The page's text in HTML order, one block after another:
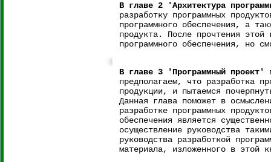
В главе 2 'Архитектура
разработку программных
программного обеспечения, а
продукта. После прочтения этой
программного обеспечения, но
В главе 3 'Программный проект'
предполагаем, что разработка
продукции, и пытаемся
Данная глава поможет в
разработке программных
обеспечения является
осуществление руководства
руководства разработкой
материала, изложенного в этой